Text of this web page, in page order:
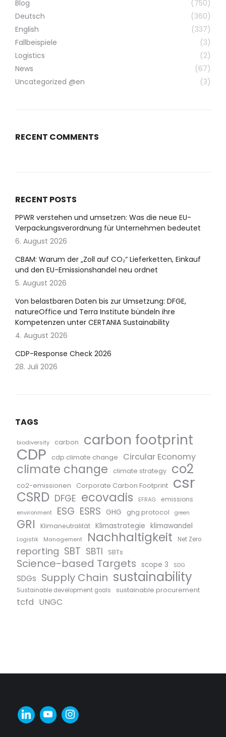
Blog
(750)
Deutsch
(360)
English
(337)
Fallbeispiele
(3)
Logistics
(2)
News
(67)
Uncategorized @en
(3)
RECENT COMMENTS
RECENT POSTS
PPWR verstehen und umsetzen: Was die neue EU-
Verpackungsverordnung für Unternehmen bedeutet
6. August 2026
CBAM: Warum der „Zoll auf CO₂“ Lieferketten, Einkauf
und den EU-Emissionshandel neu ordnet
5. August 2026
Von belastbaren Daten bis zur Umsetzung: DFGE,
natureOffice und Terra Institute bündeln ihre
Kompetenzen unter CERTANIA Sustainability
4. August 2026
CDP-Response Check 2026
28. Juli 2026
TAGS
biodiversity carbon carbon footprint
CDP cdp climate change Circular Economy
climate change climate strategy co2
co2-emissionen Corporate Carbon Footprint csr
CSRD DFGE ecovadis EFRAG emissions
environment ESG ESRS GHG ghg protocol green
GRI Klimaneutralität Klimastrategie klimawandel
Logistik Management Nachhaltigkeit Net Zero
reporting SBT SBTI SBTs
Science-based Targets scope 3 SDG
SDGs Supply Chain sustainability
Sustainable development goals sustainable procurement
tcfd UNGC